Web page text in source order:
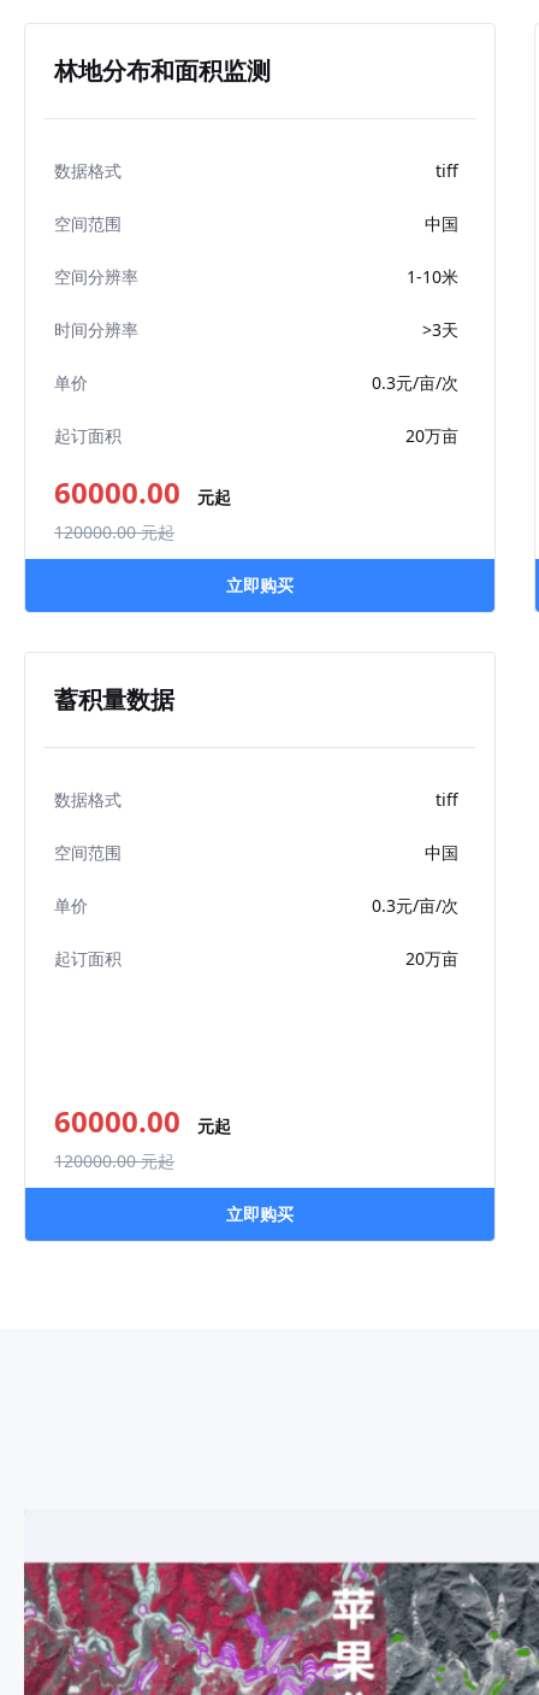
林地分布和面积监测
数据格式 tiff
空间范围 中国
空间分辨率 1-10米
时间分辨率 >3天
单价 0.3元/亩/次
起订面积 20万亩
60000.00
元起
120000.00元起
立即购买
蓄积量数据
数据格式 tiff
空间范围 中国
单价 0.3元/亩/次
起订面积 20万亩
60000.00
元起
120000.00元起
立即购买